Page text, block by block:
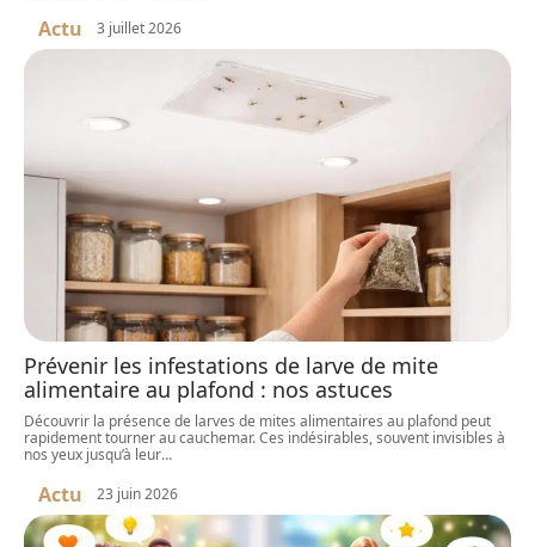
Actu 3 juillet 2026
Prévenir les infestations de larve de mite
alimentaire au plafond : nos astuces
Découvrir la présence de larves de mites alimentaires au plafond peut
rapidement tourner au cauchemar. Ces indésirables, souvent invisibles à
nos yeux jusqu’à leur…
Actu 23 juin 2026